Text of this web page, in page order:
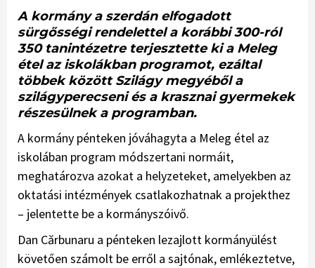
A kormány a szerdán elfogadott
sürgősségi rendelettel a korábbi 300-ról
350 tanintézetre terjesztette ki a Meleg
étel az iskolákban programot, ezáltal
többek között Szilágy megyéből a
szilágyperecseni és a krasznai gyermekek
részesülnek a programban.
A kormány pénteken jóváhagyta a Meleg étel az
iskolában program módszertani normáit,
meghatározva azokat a helyzeteket, amelyekben az
oktatási intézmények csatlakozhatnak a projekthez
– jelentette be a kormányszóivő.
Dan Cărbunaru a pénteken lezajlott kormányülést
követően számolt be erről a sajtónak, emlékeztetve,